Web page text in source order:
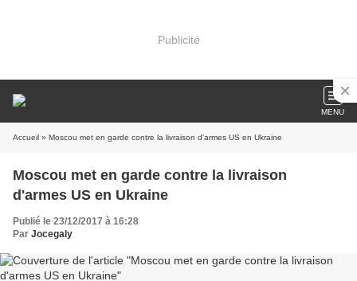
Publicité
MENU
Accueil » Moscou met en garde contre la livraison d'armes US en Ukraine
Moscou met en garde contre la livraison
d'armes US en Ukraine
Publié le 23/12/2017 à 16:28
Par Jocegaly